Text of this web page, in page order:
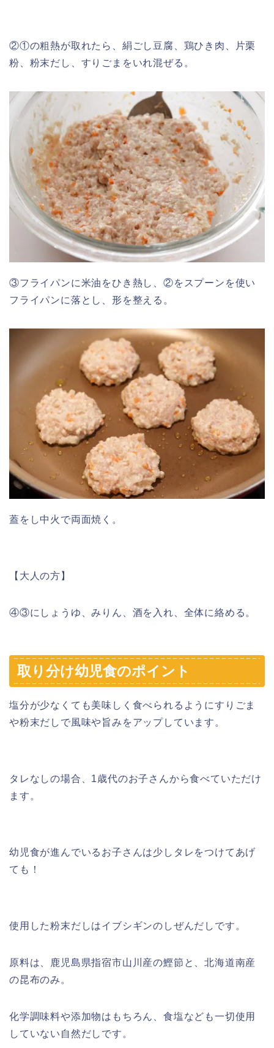
②①の粗熱が取れたら、絹ごし豆腐、鶏ひき肉、片栗
粉、粉末だし、すりごまをいれ混ぜる。
③フライパンに米油をひき熱し、②をスプーンを使い
フライパンに落とし、形を整える。
蓋をし中火で両面焼く。
【大人の方】
④③にしょうゆ、みりん、酒を入れ、全体に絡める。
取り分け幼児食のポイント
塩分が少なくても美味しく食べられるようにすりごま
や粉末だしで風味や旨みをアップしています。
タレなしの場合、1歳代のお子さんから食べていただけ
ます。
幼児食が進んでいるお子さんは少しタレをつけてあげ
ても！
使用した粉末だしはイブシギンのしぜんだしです。
原料は、鹿児島県指宿市山川産の鰹節と、北海道南産
の昆布のみ。
化学調味料や添加物はもちろん、食塩なども一切使用
していない自然だしです。